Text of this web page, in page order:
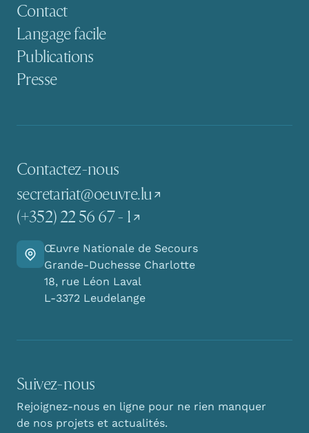
Contact
Langage facile
Publications
Presse
Contactez-nous
secretariat@oeuvre.lu
(+352) 22 56 67 - 1
Y allerŒuvre Nationale de Secours
Grande-Duchesse Charlotte
18, rue Léon Laval
L-3372 Leudelange
Suivez-nous
Rejoignez-nous en ligne pour ne rien manquer
de nos projets et actualités.